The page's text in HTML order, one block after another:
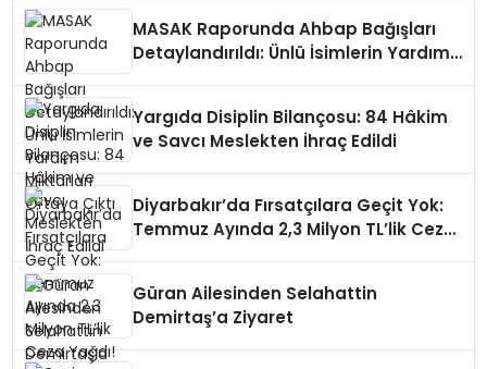
MASAK Raporunda Ahbap Bağışları
Detaylandırıldı: Ünlü İsimlerin Yardım
Yargıda Disiplin Bilançosu: 84 Hâkim
ve Savcı Meslekten İhraç Edildi
Diyarbakır’da Fırsatçılara Geçit Yok:
Temmuz Ayında 2,3 Milyon TL’lik Ceza
Güran Ailesinden Selahattin
Demirtaş’a Ziyaret